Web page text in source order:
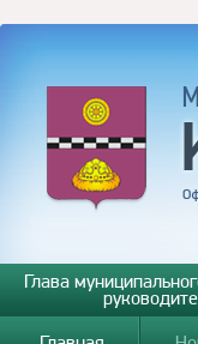
Глава